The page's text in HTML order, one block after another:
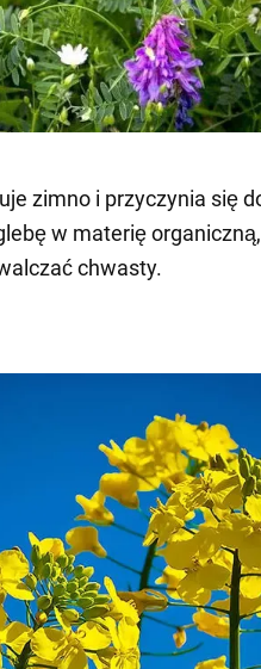
zimno i przyczynia się
w materię
chwasty.